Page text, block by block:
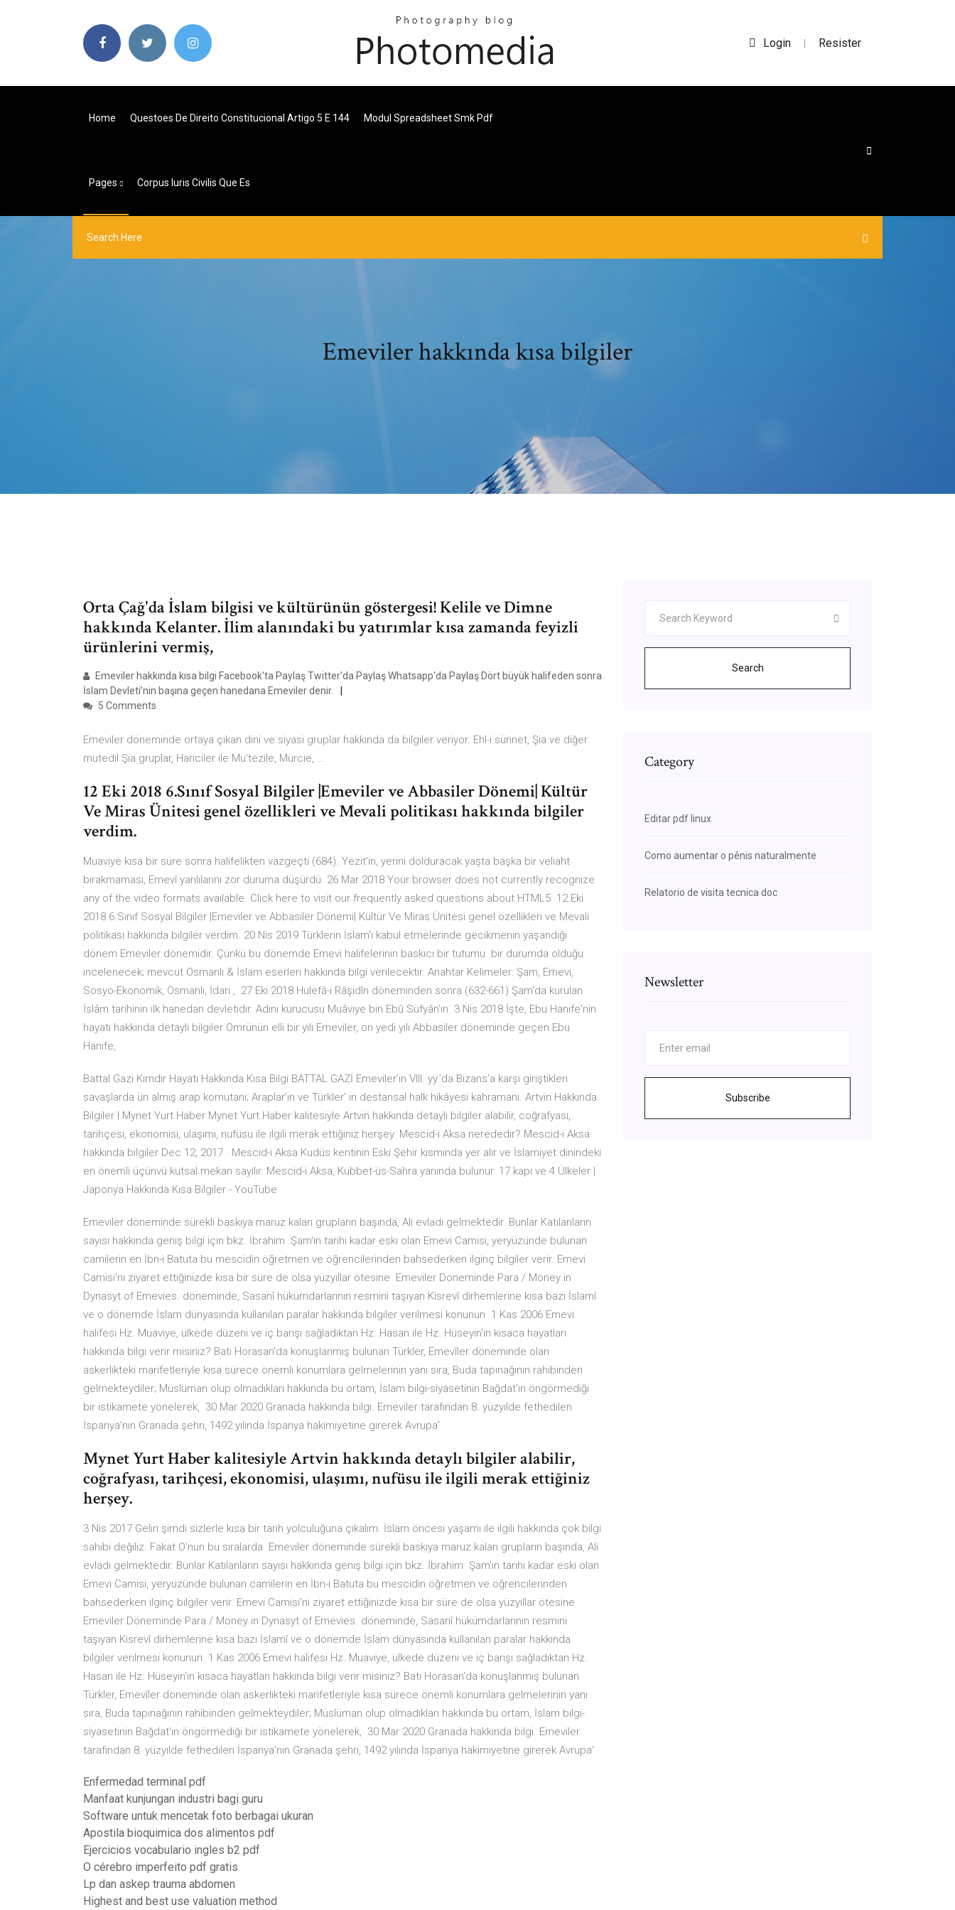
Login | Resister
Home Questoes De Direito Constitucional Artigo 5 E 144 Modul Spreadsheet Smk Pdf
Pages Corpus Iuris Civilis Que Es
Emeviler hakkında kısa bilgiler
Orta Çağ'da İslam bilgisi ve kültürünün göstergesi! Kelile ve Dimne
hakkında Kelanter. İlim alanındaki bu yatırımlar kısa zamanda feyizli
ürünlerini vermiş,
Emeviler hakkında kısa bilgi Facebook'ta Paylaş Twitter'da Paylaş Whatsapp'da Paylaş Dört büyük halifeden sonra
İslam Devleti’nin başına geçen hanedana Emeviler denir.
5 Comments
Emeviler döneminde ortaya çıkan dini ve siyasi gruplar hakkında da bilgiler veriyor. Ehl-i sünnet, Şia ve diğer
mutedil Şia gruplar, Hariciler ile Mu’tezile, Mürcie, …
12 Eki 2018 6.Sınıf Sosyal Bilgiler |Emeviler ve Abbasiler Dönemi| Kültür
Ve Miras Ünitesi genel özellikleri ve Mevali politikası hakkında bilgiler
verdim.
Muaviye kısa bir süre sonra halifelikten vazgeçti (684). Yezit'in, yerini dolduracak yaşta başka bir veliaht
bırakmaması, Emevî yanlılarını zor duruma düşürdü. 26 Mar 2018 Your browser does not currently recognize
any of the video formats available. Click here to visit our frequently asked questions about HTML5 12 Eki
2018 6.Sınıf Sosyal Bilgiler |Emeviler ve Abbasiler Dönemi| Kültür Ve Miras Ünitesi genel özellikleri ve Mevali
politikası hakkında bilgiler verdim. 20 Nis 2019 Türklerin İslam'ı kabul etmelerinde gecikmenin yaşandığı
dönem Emeviler dönemidir. Çünkü bu dönemde Emevi halifelerinin baskıcı bir tutumu bir durumda olduğu
incelenecek; mevcut Osmanlı & İslam eserleri hakkında bilgi verilecektir. Anahtar Kelimeler: Şam, Emevi,
Sosyo-Ekonomik, Osmanlı, İdari , 27 Eki 2018 Hulefâ-i Râşidîn döneminden sonra (632-661) Şam'da kurulan
İslâm tarihinin ilk hanedan devletidir. Adını kurucusu Muâviye bin Ebû Süfyân'ın 3 Nis 2018 İşte, Ebu Hanife'nin
hayatı hakkında detaylı bilgiler Ömrünün elli bir yılı Emeviler, on yedi yılı Abbasiler döneminde geçen Ebu
Hanife,
Battal Gazi Kimdir Hayatı Hakkında Kısa Bilgi BATTAL GAZİ Emeviler’in VIII. yy.’da Bizans’a karşı giriştikleri
savaşlarda ün al­mış arap komutanı; Araplar’ın ve Türkler’ in destansal halk hikâyesi kahramanı. Artvin Hakkında
Bilgiler | Mynet Yurt Haber Mynet Yurt Haber kalitesiyle Artvin hakkında detaylı bilgiler alabilir, coğrafyası,
tarihçesi, ekonomisi, ulaşımı, nufüsu ile ilgili merak ettiğiniz herşey. Mescid-i Aksa nerededir? Mescid-i Aksa
hakkında bilgiler Dec 12, 2017 · Mescid-i Aksa Kudüs kentinin Eski Şehir kısmında yer alır ve İslamiyet dinindeki
en önemli üçünvü kutsal mekan sayılır. Mescid-i Aksa, Kubbet-üs-Sahra yanında bulunur. 17 kapı ve 4 Ülkeler |
Japonya Hakkında Kısa Bilgiler - YouTube
Emeviler döneminde sürekli baskıya maruz kalan grupların başında, Ali evladı gelmektedir. Bunlar Katılanların
sayısı hakkında geniş bilgi için bkz. İbrahim Şam'ın tarihi kadar eski olan Emevi Camisi, yeryüzünde bulunan
camilerin en İbn-i Batuta bu mescidin öğretmen ve öğrencilerinden bahsederken ilginç bilgiler verir. Emevi
Camisi'ni ziyaret ettiğinizde kısa bir süre de olsa yüzyıllar ötesine Emeviler Döneminde Para / Money in
Dynasyt of Emevies. döneminde, Sasanî hükümdarlarının resmini taşıyan Kisrevî dirhemlerine kısa bazı İslamî
ve o dönemde İslam dünyasında kullanılan paralar hakkında bilgiler verilmesi konunun 1 Kas 2006 Emevi
halifesi Hz. Muaviye, ülkede düzeni ve iç barışı sağladıktan Hz. Hasan ile Hz. Hüseyin'in kısaca hayatları
hakkında bilgi verir misiniz? Batı Horasan'da konuşlanmış bulunan Türkler, Emevîler döneminde olan
askerlikteki marifetleriyle kısa sürece önemli konumlara gelmelerinin yanı sıra, Buda tapınağının rahibinden
gelmekteydiler; Müslüman olup olmadıkları hakkında bu ortam, İslam bilgi-siyasetinin Bağdat'ın öngörmediği
bir istikamete yönelerek, 30 Mar 2020 Granada hakkında bilgi. Emeviler tarafından 8. yüzyılde fethedilen
İspanya'nın Granada şehri, 1492 yılında İspanya hakimiyetine girerek Avrupa'
Mynet Yurt Haber kalitesiyle Artvin hakkında detaylı bilgiler alabilir,
coğrafyası, tarihçesi, ekonomisi, ulaşımı, nufüsu ile ilgili merak ettiğiniz
herşey.
3 Nis 2017 Gelin şimdi sizlerle kısa bir tarih yolculuğuna çıkalım. İslam öncesi yaşamı ile ilgili hakkında çok bilgi
sahibi değiliz. Fakat O'nun bu sıralarda Emeviler döneminde sürekli baskıya maruz kalan grupların başında, Ali
evladı gelmektedir. Bunlar Katılanların sayısı hakkında geniş bilgi için bkz. İbrahim Şam'ın tarihi kadar eski olan
Emevi Camisi, yeryüzünde bulunan camilerin en İbn-i Batuta bu mescidin öğretmen ve öğrencilerinden
bahsederken ilginç bilgiler verir. Emevi Camisi'ni ziyaret ettiğinizde kısa bir süre de olsa yüzyıllar ötesine
Emeviler Döneminde Para / Money in Dynasyt of Emevies. döneminde, Sasanî hükümdarlarının resmini
taşıyan Kisrevî dirhemlerine kısa bazı İslamî ve o dönemde İslam dünyasında kullanılan paralar hakkında
bilgiler verilmesi konunun 1 Kas 2006 Emevi halifesi Hz. Muaviye, ülkede düzeni ve iç barışı sağladıktan Hz.
Hasan ile Hz. Hüseyin'in kısaca hayatları hakkında bilgi verir misiniz? Batı Horasan'da konuşlanmış bulunan
Türkler, Emevîler döneminde olan askerlikteki marifetleriyle kısa sürece önemli konumlara gelmelerinin yanı
sıra, Buda tapınağının rahibinden gelmekteydiler; Müslüman olup olmadıkları hakkında bu ortam, İslam bilgi-
siyasetinin Bağdat'ın öngörmediği bir istikamete yönelerek, 30 Mar 2020 Granada hakkında bilgi. Emeviler
tarafından 8. yüzyılde fethedilen İspanya'nın Granada şehri, 1492 yılında İspanya hakimiyetine girerek Avrupa'
Enfermedad terminal pdf
Manfaat kunjungan industri bagi guru
Software untuk mencetak foto berbagai ukuran
Apostila bioquimica dos alimentos pdf
Ejercicios vocabulario ingles b2 pdf
O cérebro imperfeito pdf gratis
Lp dan askep trauma abdomen
Highest and best use valuation method
Search
Category
Editar pdf linux
Como aumentar o pênis naturalmente
Relatorio de visita tecnica doc
Newsletter
Subscribe